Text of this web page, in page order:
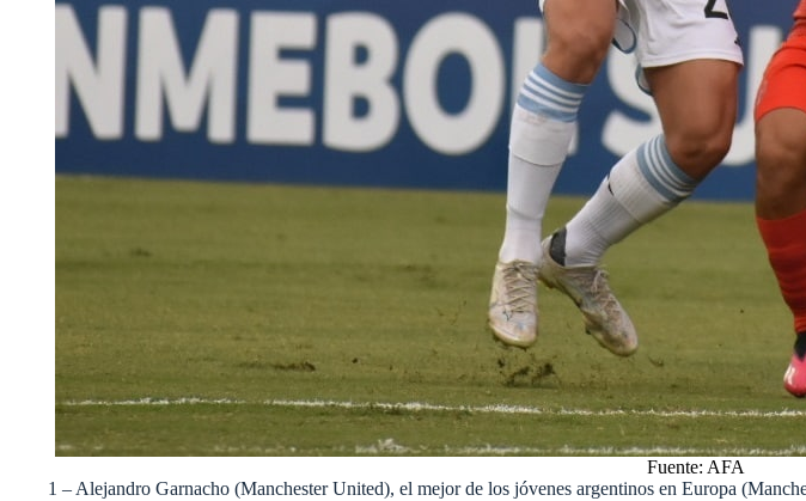
Fuente: AFA
1 – Alejandro Garnacho (Manchester United), el mejor de los jóvenes argentinos en Europa